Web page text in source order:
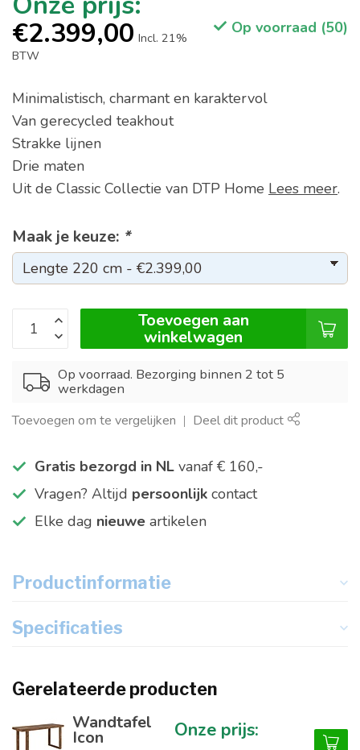
€2.399,00 Incl. 21%
BTW
Op voorraad (50)
Minimalistisch, charmant en karaktervol
Van gerecycled teakhout
Strakke lijnen
Drie maten
Uit de Classic Collectie van DTP Home Lees meer.
Maak je keuze: *
Toevoegen aan
winkelwagen
Op voorraad. Bezorging binnen 2 tot 5
werkdagen
Toevoegen om te vergelijken Deel dit product
Gratis bezorgd in NL vanaf € 160,-
Vragen? Altijd persoonlijk contact
Elke dag nieuwe artikelen
Productinformatie
Specificaties
Gerelateerde producten
Wandtafel
Icon